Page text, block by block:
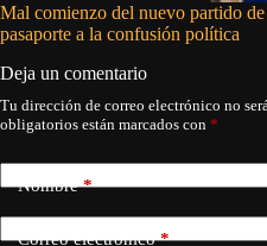
Mal comienzo del nuevo partido
pasaporte a la confusión política
Deja un comentario
Tu dirección de correo electrónico no
obligatorios están marcados con *
Nombre*
Correo electrónico*